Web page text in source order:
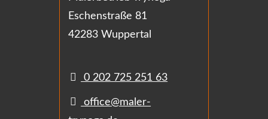
Eschenstraße 81
42283 Wuppertal
0 202 725 251 63
office@maler-